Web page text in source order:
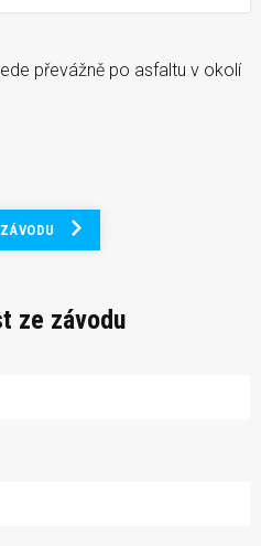
převážně po asfaltu v okolí
ze závodu